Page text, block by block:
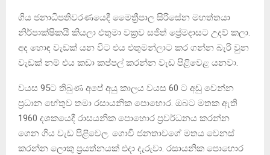
ගිය ජනාධිපතිවරණයෙදී මෛත්‍රීපාල සිරිසේන මහත්තයා
නිර්පාක්ෂිකයි කියලා එතුමා වක්‍රව සජිත් ප්‍රේමදාසට උදව් කලා.
අද හොඳ වැඩක් යන විට එය එතුමන්ලාට කර ගන්න බැරි වුන
වැඩක් නම් එය කඩා කප්පල් කරන්න වැඩ පිළිවෙළ යනවා.
වයස 95ට තිබුණ අපේ අයු කාලය වයස 60 ට අඩු වෙන්න
ප්‍රධාන හේතුව තමා රසායනික පොහොර. ඔබට මතක ඇති
1960 දශකයෙදී රාසයනික පොහොර ප්‍රවර්ධනය කරන්න
ගෙන ගිය වැඩ පිළිවෙල. ගොවි ජනතාවගේ මතය වෙනස්
කරන්න ලොකු ප්‍රයත්නයක් එදා දැරුවා. රසායනික පොහොර